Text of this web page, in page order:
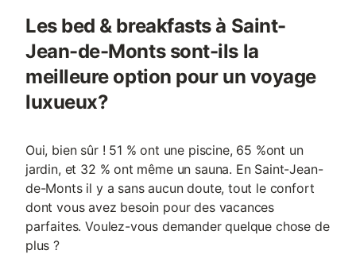
Les bed & breakfasts à Saint-
Jean-de-Monts sont-ils la
meilleure option pour un voyage
luxueux?
Oui, bien sûr ! 51 % ont une piscine, 65 %ont un
jardin, et 32 % ont même un sauna. En Saint-Jean-
de-Monts il y a sans aucun doute, tout le confort
dont vous avez besoin pour des vacances
parfaites. Voulez-vous demander quelque chose de
plus ?